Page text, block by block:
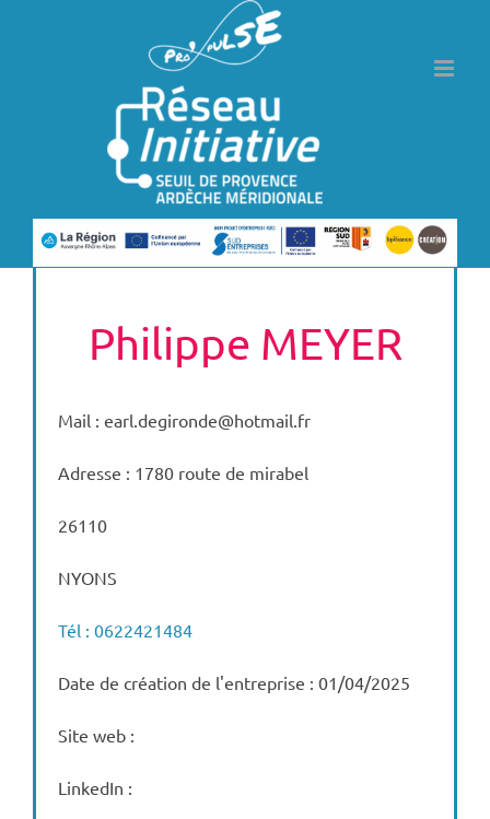
Philippe MEYER
Mail : earl.degironde@hotmail.fr
Adresse : 1780 route de mirabel
26110
NYONS
Tél : 0622421484
Date de création de l'entreprise : 01/04/2025
Site web :
LinkedIn :